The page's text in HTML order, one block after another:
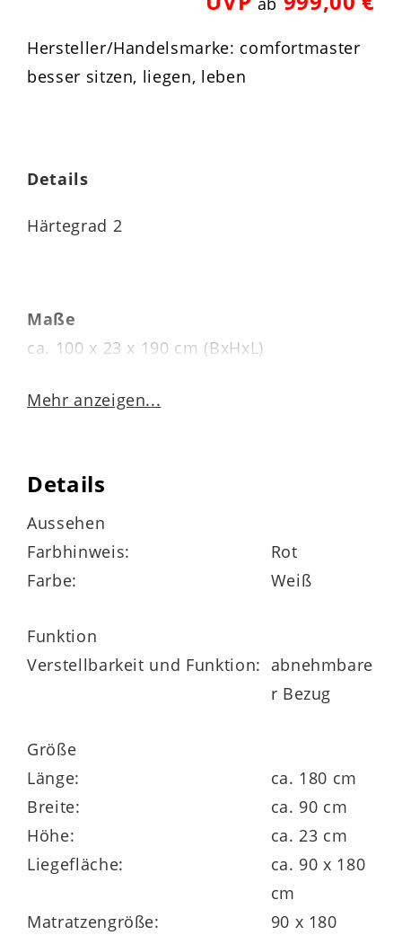
Hersteller/Handelsmarke: comfortmaster
besser sitzen, liegen, leben
Details
Härtegrad 2
Maße
ca. 100 x 23 x 190 cm (BxHxL)
Kernhöhe 20 cm
Lyocell-Jerseybezug
Mischgewebe aus 53 % Polyester, 47 %
Lyocell
versteppt mit 400 g / m² Hygienevlies (100
rundum mit Klimaband und
Wendeschlaufen
Bezug
Matratzenkern
20 cm AQUAPUR®-Schaumkern mit 50 kg /
m³ Raumgewicht
Mehr anzeigen...
Details
Aussehen
Farbhinweis:
Rot
Farbe:
Weiß
Funktion
Verstellbarkeit und Funktion: abnehmbare
r Bezug
Größe
Länge:
ca. 180 cm
Breite:
ca. 90 cm
Höhe:
ca. 23 cm
Liegefläche:
ca. 90 x 180
cm
Matratzengröße:
90 x 180